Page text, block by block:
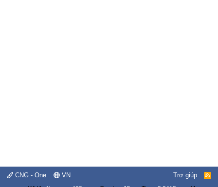
CNG - One VN Trợ giúp
R